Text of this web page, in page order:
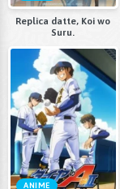
Replica datte, Koi wo
Suru.
ANIME